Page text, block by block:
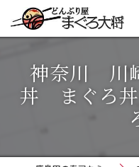
神奈川 川
丼 まぐろ